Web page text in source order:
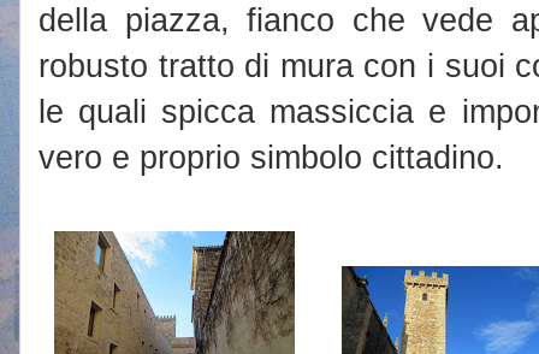
della piazza, fianco che vede
robusto tratto di mura con i suoi
le quali spicca massiccia e
vero e proprio simbolo cittadino.